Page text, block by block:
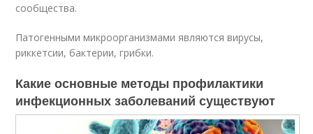
сообщества.
Патогенными микроорганизмами являются вирусы,
риккетсии, бактерии, грибки.
Какие основные методы профилактики
инфекционных заболеваний существуют